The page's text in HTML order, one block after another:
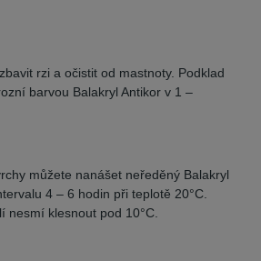
rzi a očistit od mastnoty. Podklad
barvou Balakryl Antikor v 1 –
můžete nanášet neředěný Balakryl
4 – 6 hodin při teplotě 20°C.
nesmí klesnout pod 10°C.